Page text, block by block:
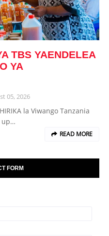
TBS YAENDELEA
YA
05, 2026
la Viwango Tanzania
up…
READ MORE
FORM